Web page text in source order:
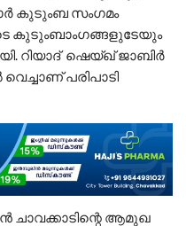
കുടുംബ സംഗമം
കുടുംബാംഗങ്ങളുടേയും
റിയാദ് ഷെയ്ഖ് ജാബിർ
പരിപാടി
ആമുഖ